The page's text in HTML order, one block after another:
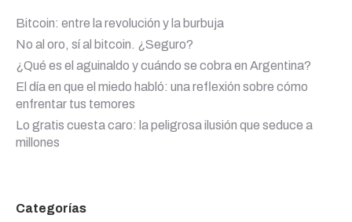
Bitcoin: entre la revolución y la burbuja
No al oro, sí al bitcoin. ¿Seguro?
¿Qué es el aguinaldo y cuándo se cobra en Argentina?
El día en que el miedo habló: una reflexión sobre cómo
enfrentar tus temores
Lo gratis cuesta caro: la peligrosa ilusión que seduce a
millones
Categorías